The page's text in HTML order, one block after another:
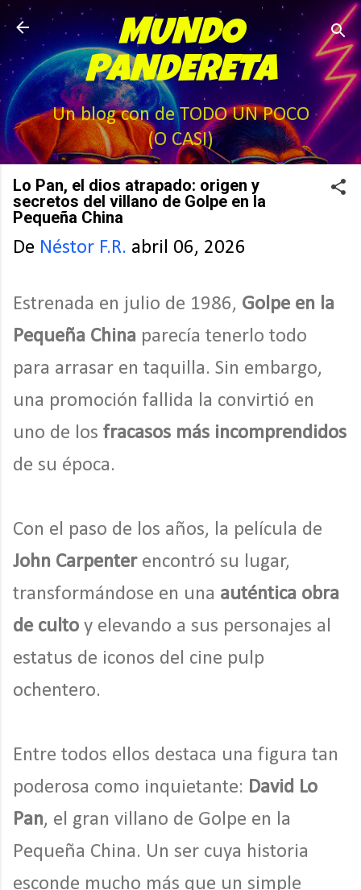
Ir al contenido principal
MUNDO
PANDERETA
Un blog con de TODO UN POCO
(O CASI)
Lo Pan, el dios atrapado: origen y
secretos del villano de Golpe en la
Pequeña China
De Néstor F.R. abril 06, 2026
Estrenada en julio de 1986, Golpe en la
Pequeña China parecía tenerlo todo
para arrasar en taquilla. Sin embargo,
una promoción fallida la convirtió en
uno de los fracasos más incomprendidos
de su época.
Con el paso de los años, la película de
John Carpenterencontró su lugar,
transformándose en una auténtica obra
de culto y elevando a sus personajes al
estatus de iconos del cine pulp
ochentero.
Entre todos ellos destaca una figura tan
poderosa como inquietante: David Lo
Pan, el gran villano de Golpe en la
Pequeña China. Un ser cuya historia
esconde mucho más que un simple